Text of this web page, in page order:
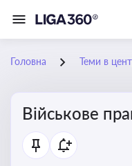
Головна Теми в
Військове